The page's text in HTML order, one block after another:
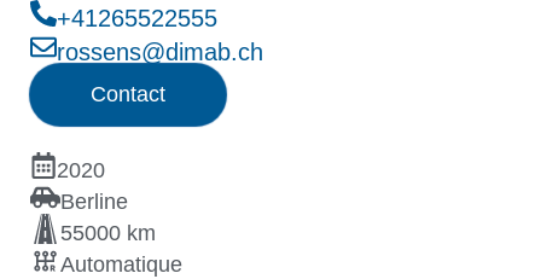
+41265522555
rossens@dimab.ch
Contact
2020
Berline
55000 km
Automatique